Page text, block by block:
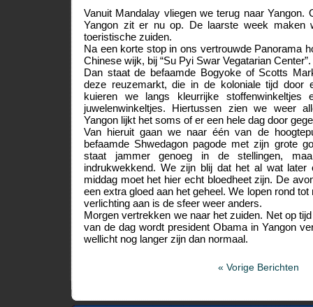
Vanuit Mandalay vliegen we terug naar Yangon.
Yangon zit er nu op. De laarste week maken
toeristische zuiden.
Na een korte stop in ons vertrouwde Panorama
Chinese wijk, bij “Su Pyi Swar Vegatarian
Dan staat de befaamde Bogyoke of Scotts
deze reuzemarkt, die in de koloniale tijd door
kuieren we langs kleurrijke stoffenwinkeltjes
juwelenwinkeltjes. Hiertussen zien we weer
Yangon lijkt het soms of er een hele dag door
Van hieruit gaan we naar één van de
befaamde Shwedagon pagode met zijn grote
staat jammer genoeg in de stellingen,
indrukwekkend. We zijn blij dat het al wat
middag moet het hier echt bloedheet zijn. De
een extra gloed aan het geheel. We lopen rond
verlichting aan is de sfeer weer anders.
Morgen vertrekken we naar het zuiden. Net op
van de dag wordt president Obama in Yangon
wellicht nog langer zijn dan normaal.
« Vorige Berichten